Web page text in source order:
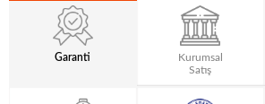
Garanti
Kurumsal
Satış